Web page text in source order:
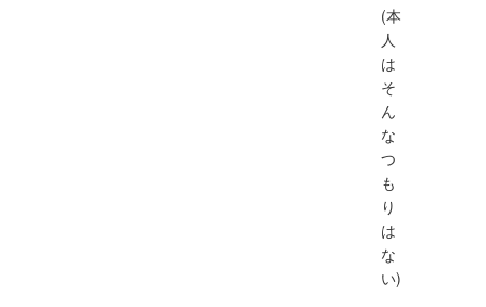
(本
人
は
そ
ん
な
つ
も
り
は
な
い)